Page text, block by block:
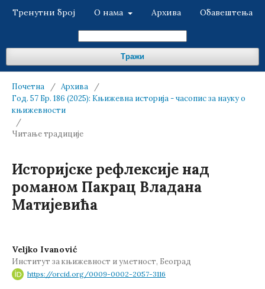
Тренутни број О нама Архива Обавештења
Тражи
Почетна / Архива
/
Год. 57 Бр. 186 (2025): Књижевна историја - часопис за науку о
књижевности
/
Читање традиције
Историјске рефлексије над
романом Пакрац Владана
Матијевића
Veljko Ivanović
Институт за књижевност и уметност, Београд
https://orcid.org/0009-0002-2057-3116